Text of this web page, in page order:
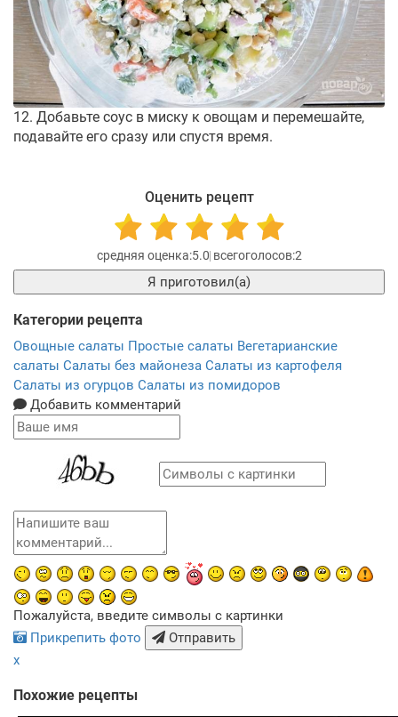
12. Добавьте соус в миску к овощам и перемешайте,
подавайте его сразу или спустя время.
Оценить рецепт
5.0 2
Я приготовил(а)
Категории рецепта
Овощные салаты Простые салаты Вегетарианские
салаты Салаты без майонеза Салаты из картофеля
Салаты из огурцов Салаты из помидоров
Добавить комментарий
Пожалуйста, введите символы с картинки
Прикрепить фото
Отправить
x
Похожие рецепты